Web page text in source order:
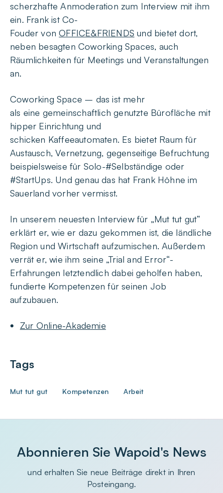
scherzhafte Anmoderation zum Interview mit ihm
ein. Frank ist Co-
Fouder vonOFFICE&FRIENDS und bietet dort,
neben besagten Coworking Spaces, auch
Räumlichkeiten für Meetings und Veranstaltungen
an.
Coworking Space – das ist mehr
als eine gemeinschaftlich genutzte Bürofläche mit
hipper Einrichtung und
schicken Kaffeeautomaten. Es bietet Raum für
Austausch, Vernetzung, gegenseitige Befruchtung
beispielsweise für Solo-#Selbständige oder
#StartUps. Und genau das hat Frank Höhne im
Sauerland vorher vermisst.
In unserem neuesten Interview für „Mut tut gut“
erklärt er, wie er dazu gekommen ist, die ländliche
Region und Wirtschaft aufzumischen. Außerdem
verrät er, wie ihm seine „Trial and Error“-
Erfahrungen letztendlich dabei geholfen haben,
fundierte Kompetenzen für seinen Job
aufzubauen.
Zur Online-Akademie
Tags
Mut tut gut Kompetenzen Arbeit
Abonnieren Sie Wapoid's News
und erhalten Sie neue Beiträge direkt in Ihren
Posteingang.